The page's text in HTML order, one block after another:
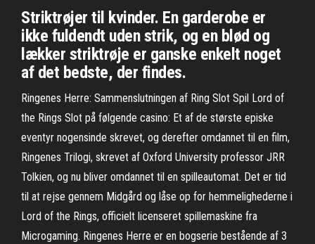
Striktrøjer til kvinder. En garderobe er
ikke fuldendt uden strik, og en blød og
lækker striktrøje er ganske enkelt noget
af det bedste, der findes.
Ringenes Herre: Sammenslutningen af Ring Slot Spil Lord of
the Rings Slot på følgende casino: Et af de største episke
eventyr nogensinde skrevet, og derefter omdannet til en film,
Ringenes Trilogi, skrevet af Oxford University professor JRR
Tolkien, og nu bliver omdannet til en spilleautomat. Det er tid
til at rejse gennem Midgård og låse op for hemmelighederne i
Lord of the Rings, officielt licenseret spillemaskine fra
Microgaming. Ringenes Herre er en bogserie bestående af 3